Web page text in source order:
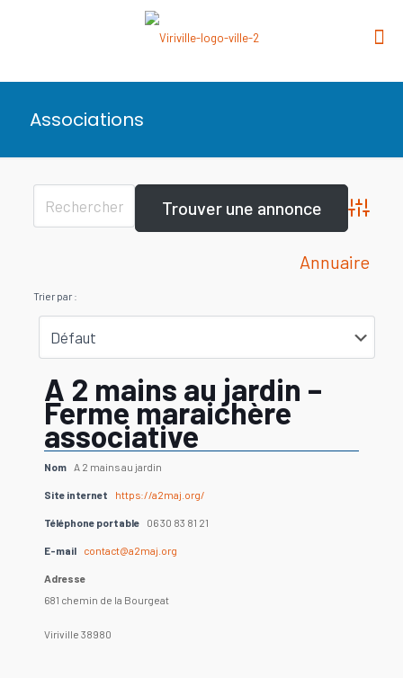
Associations
Advanced
Annuaire
Trier par :
A 2 mains au jardin –
Ferme maraichère
associative
Nom A 2 mains au jardin
Site internet https://a2maj.org/
Téléphone portable ‭06 30 83 81 21
E-mail contact@a2maj.org
Adresse
681 chemin de la Bourgeat
Viriville 38980